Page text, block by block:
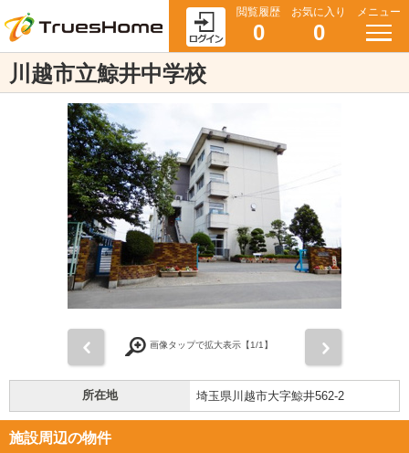
閲覧履歴
0
お気に入り
0
メニュー
川越市立鯨井中学校
画像タップで拡大表示【1/1】
所在地 埼玉県川越市大字鯨井562-2
施設周辺の物件